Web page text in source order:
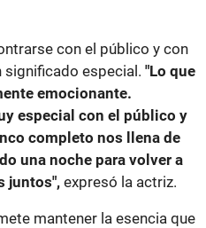
con el público y con
especial. "Lo que
emocionante.
especial con el público y
completo nos llena de
una noche para volver a
juntos", expresó la actriz.
mantener la esencia que